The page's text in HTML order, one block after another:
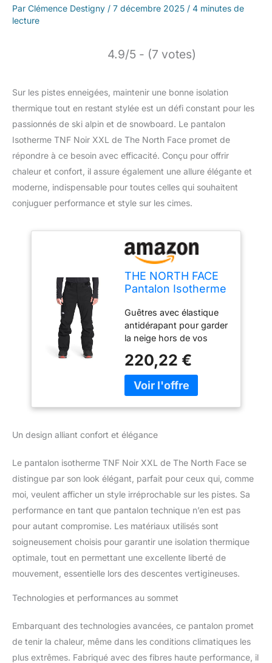
Par Clémence Destigny / 7 décembre 2025 / 4 minutes de
lecture
4.9/5 - (7 votes)
Sur les pistes enneigées, maintenir une bonne isolation
thermique tout en restant stylée est un défi constant pour les
passionnés de ski alpin et de snowboard. Le pantalon
Isotherme TNF Noir XXL de The North Face promet de
répondre à ce besoin avec efficacité. Conçu pour offrir
chaleur et confort, il assure également une allure élégante et
moderne, indispensable pour toutes celles qui souhaitent
conjuguer performance et style sur les cimes.
THE NORTH FACE
Pantalon Isotherme
Guêtres avec élastique
antidérapant pour garder
la neige hors de vos
renforcés aident à
protéger le pantalon
contre les bords
marque Poches zippées
Languettes réglables à la
taille ; passants de
ceinture Saisons :
220,22 €
Un design alliant confort et élégance
Le pantalon isotherme TNF Noir XXL de The North Face se
distingue par son look élégant, parfait pour ceux qui, comme
moi, veulent afficher un style irréprochable sur les pistes. Sa
performance en tant que pantalon technique n’en est pas
pour autant compromise. Les matériaux utilisés sont
soigneusement choisis pour garantir une isolation thermique
optimale, tout en permettant une excellente liberté de
mouvement, essentielle lors des descentes vertigineuses.
Technologies et performances au sommet
Embarquant des technologies avancées, ce pantalon promet
de tenir la chaleur, même dans les conditions climatiques les
plus extrêmes. Fabriqué avec des fibres haute performance, il